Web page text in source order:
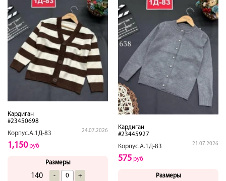
Кардиган
#23450698
Корпус.А.1Д-83
24.07.2026
1,150руб
Размеры
140 - +
Кардиган
#23445927
Корпус.А.1Д-83
21.07.2026
575 руб
Размеры